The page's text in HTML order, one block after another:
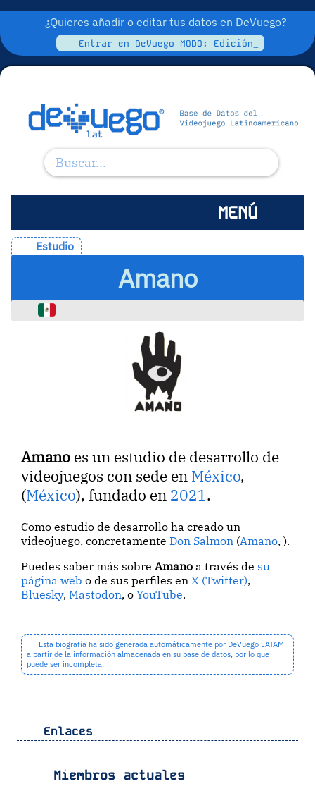
¿Quieres añadir o editar tus datos en DeVuego?
Entrar en DeVuego MODO: Edición_
MENÚ
Estudio
Amano
Amano es un estudio de desarrollo de
videojuegos con sede en México,
(México), fundado en 2021.
Como estudio de desarrollo ha creado un
videojuego, concretamenteDon Salmon (Amano, ).
Puedes saber más sobreAmano a través de su
página web o de sus perfiles enX (Twitter),
Bluesky,Mastodon, oYouTube.
Esta biografía ha sido generada automáticamente por DeVuego LATAM
a partir de la información almacenada en su base de datos, por lo que
puede ser incompleta.
Enlaces
Miembros actuales